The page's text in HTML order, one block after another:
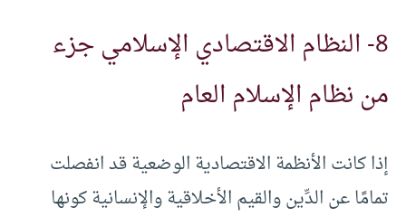
8- النظام الاقتصادي الإسلامي جزء
من نظام الإسلام العام
إذا كانت الأنظمة الاقتصادية الوضعية قد انفصلت
تمامًا عن الدِّين والقيم الأخلاقية والإنسانية كونها